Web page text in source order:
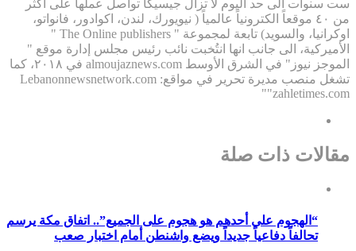
ست سنوات الى حد اليوم لا تزال جيسيكا تواصل عملها على اكثر
من ٤٠ موقعاً الكترونياً عالمياً ( نيويورك، لندن، اكوادور، فانواتو،
اوكرانيا، والسويد) تابعة لمجموعة " The Online publishers "
الأميركية، الى جانب انها انتُخبت نائب رئيس مجلس إدارة موقع "
الموجز نيوز" في الشرق الأوسط almoujaznews.com في ٢٠١٨، كما
تشغل منصب مديرة تحرير في مواقع: Lebanonnewsnetwork.com
"zahletimes.com"
مقالات ذات صلة
“الهجوم على أحدهم هو هجوم على الجميع”.. اتفاق مكة يرسم
تحالفاً دفاعياً جديداً ويضع واشنطن أمام اختبار صعب